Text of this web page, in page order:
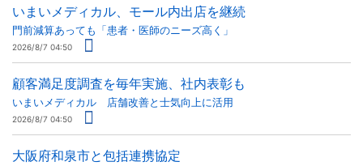
いまいメディカル、モール内出店を継続
門前減算あっても「患者・医師のニーズ高く」
2026/8/7 04:50
顧客満足度調査を毎年実施、社内表彰も
いまいメディカル 店舗改善と士気向上に活用
2026/8/7 04:50
大阪府和泉市と包括連携協定